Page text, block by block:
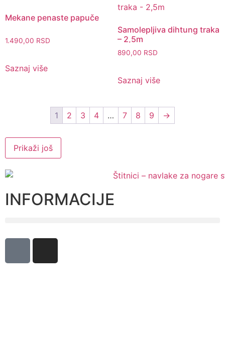
Mekane penaste papuče
1.490,00 RSD
Saznaj više
Samolepljiva dihtung traka
– 2,5m
890,00 RSD
Saznaj više
1 2 3 4 … 7 8 9 →
Prikaži još
INFORMACIJE